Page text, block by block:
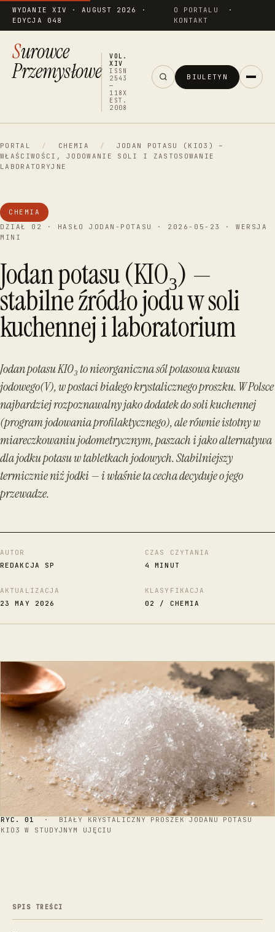
WYDANIE XIV · AUGUST 2026 ·
EDYCJA 048
O PORTALU
·
KONTAKT
Surowce
Przemysłowe
VOL.
XIV
ISSN
2543
—
118X
EST.
2008
BIULETYN
PORTAL / CHEMIA /
JODAN POTASU (KIO3) –
WŁAŚCIWOŚCI, JODOWANIE SOLI I ZASTOSOWANIE
LABORATORYJNE
CHEMIA
DZIAŁ 02 · HASŁO JODAN-POTASU · 2026-05-23 · WERSJA
MINI
Jodan potasu (KIO₃) —
stabilne źródło jodu w soli
kuchennej i laboratorium
Jodan potasu KIO₃ to nieorganiczna sól potasowa kwasu
jodowego(V), w postaci białego krystalicznego proszku. W Polsce
najbardziej rozpoznawalny jako dodatek do soli kuchennej
(program jodowania profilaktycznego), ale równie istotny w
miareczkowaniu jodometrycznym, paszach i jako alternatywa
dla jodku potasu w tabletkach jodowych. Stabilniejszy
termicznie niż jodki — i właśnie ta cecha decyduje o jego
przewadze.
AUTOR
REDAKCJA SP
CZAS CZYTANIA
4 MINUT
AKTUALIZACJA
23 MAY 2026
KLASYFIKACJA
02 / CHEMIA
RYC. 01· BIAŁY KRYSTALICZNY PROSZEK JODANU POTASU
KIO3 W STUDYJNYM UJĘCIU
SPIS TREŚCI